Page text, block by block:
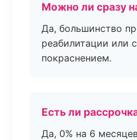
Можно ли сразу
Да, большинство
реабилитации или
покраснением.
Есть ли
Да, 0% на 6